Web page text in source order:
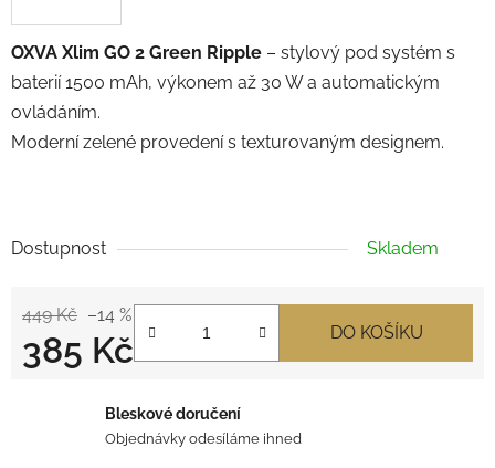
OXVA Xlim GO 2 Green Ripple – stylový pod systém s
baterií 1500 mAh, výkonem až 30 W a automatickým
ovládáním.
Moderní zelené provedení s texturovaným designem.
Dostupnost Skladem
449 Kč –14 %
385 Kč DO KOŠÍKU
Bleskové doručení
Objednávky odesíláme ihned